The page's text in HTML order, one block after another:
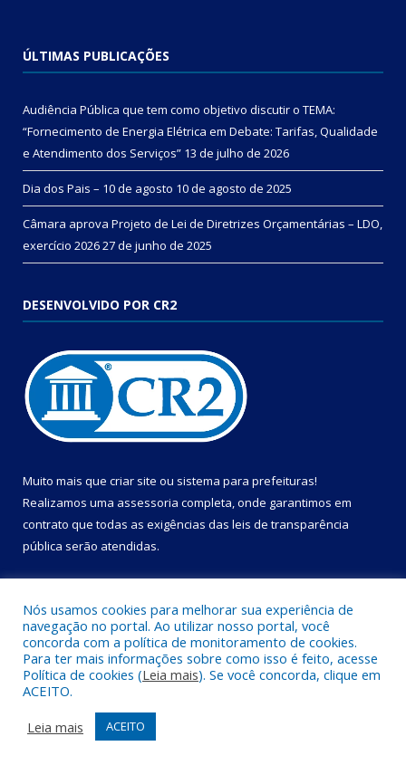
ÚLTIMAS PUBLICAÇÕES
Audiência Pública que tem como objetivo discutir o TEMA:
“Fornecimento de Energia Elétrica em Debate: Tarifas, Qualidade
e Atendimento dos Serviços” 13 de julho de 2026
Dia dos Pais – 10 de agosto 10 de agosto de 2025
Câmara aprova Projeto de Lei de Diretrizes Orçamentárias – LDO,
exercício 202627 de junho de 2025
DESENVOLVIDO POR CR2
Muito mais que criar site ou sistema para prefeituras!
Realizamos uma assessoria completa, onde garantimos em
contrato que todas as exigências das leis de transparência
pública serão atendidas.
Todos os direitos reservados a Câmara Municipal de Cametá.
Mapa do Site
Acessar Área Administrativa
Acessar Webmail
Nós usamos cookies para melhorar sua experiência de
navegação no portal. Ao utilizar nosso portal, você
concorda com a política de monitoramento de cookies.
Para ter mais informações sobre como isso é feito, acesse
Política de cookies (Leia mais). Se você concorda, clique em
ACEITO.
Leia mais
ACEITO